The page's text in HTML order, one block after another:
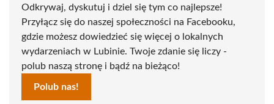
Odkrywaj, dyskutuj i dziel się tym co najlepsze!
Przyłącz się do naszej społeczności na Facebooku,
gdzie możesz dowiedzieć się więcej o lokalnych
wydarzeniach w Lubinie. Twoje zdanie się liczy -
polub naszą stronę i bądź na bieżąco!
Polub nas!